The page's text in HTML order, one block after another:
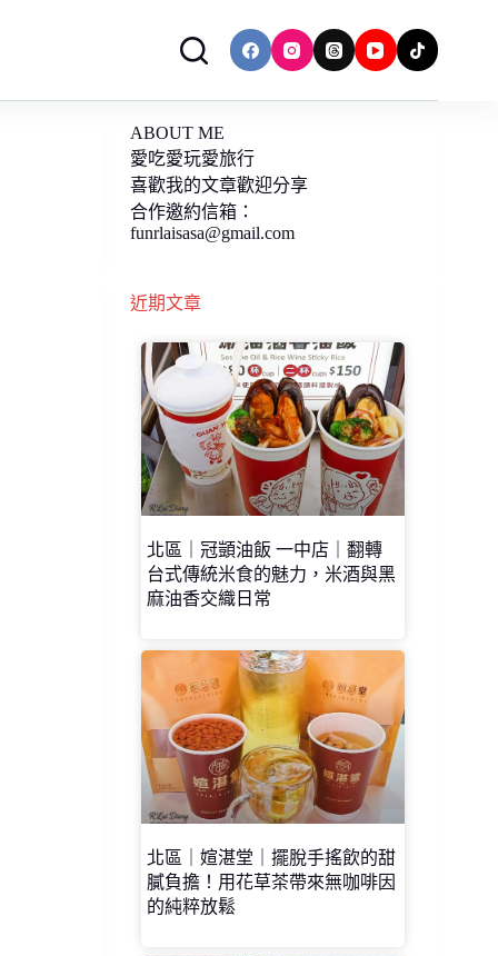
ABOUT ME
愛吃愛玩愛旅行
喜歡我的文章歡迎分享
合作邀約信箱：
funrlaisasa@gmail.com
近期文章
北區｜冠顗油飯 一中店｜翻轉
台式傳統米食的魅力，米酒與黑
麻油香交織日常
北區｜媗湛堂｜擺脫手搖飲的甜
膩負擔！用花草茶帶來無咖啡因
的純粹放鬆